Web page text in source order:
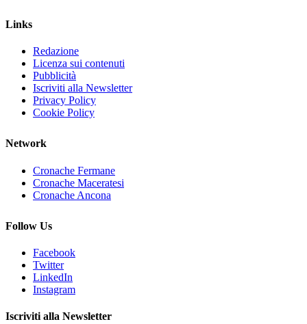
Links
Redazione
Licenza sui contenuti
Pubblicità
Iscriviti alla Newsletter
Privacy Policy
Cookie Policy
Network
Cronache Fermane
Cronache Maceratesi
Cronache Ancona
Follow Us
Facebook
Twitter
LinkedIn
Instagram
Iscriviti alla Newsletter